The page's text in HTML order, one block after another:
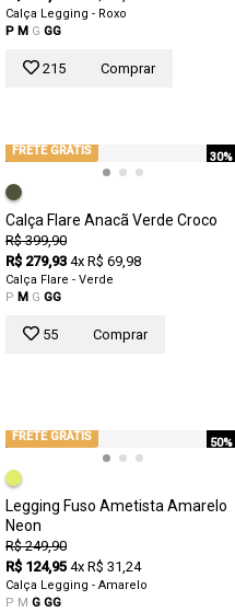
Calça Legging - Roxo
P M G GG
215 Comprar
30%
FRETE GRÁTIS
Calça Flare Anacã Verde Croco
R$ 399,90
R$ 279,93 4x R$ 69,98
Calça Flare - Verde
P M G GG
55 Comprar
50%
FRETE GRÁTIS
Legging Fuso Ametista Amarelo
Neon
R$ 249,90
R$ 124,95 4x R$ 31,24
Calça Legging - Amarelo
P M G GG